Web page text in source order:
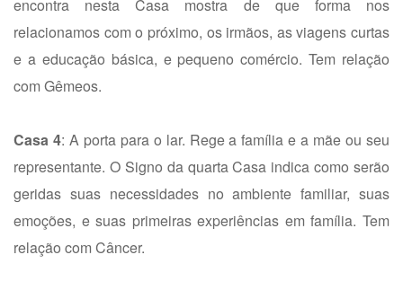
encontra nesta Casa mostra de que forma nos
relacionamos com o próximo, os irmãos, as viagens curtas
e a educação básica, e pequeno comércio. Tem relação
com Gêmeos.
Casa 4: A porta para o lar. Rege a família e a mãe ou seu
representante. O Signo da quarta Casa indica como serão
geridas suas necessidades no ambiente familiar, suas
emoções, e suas primeiras experiências em família. Tem
relação com Câncer.